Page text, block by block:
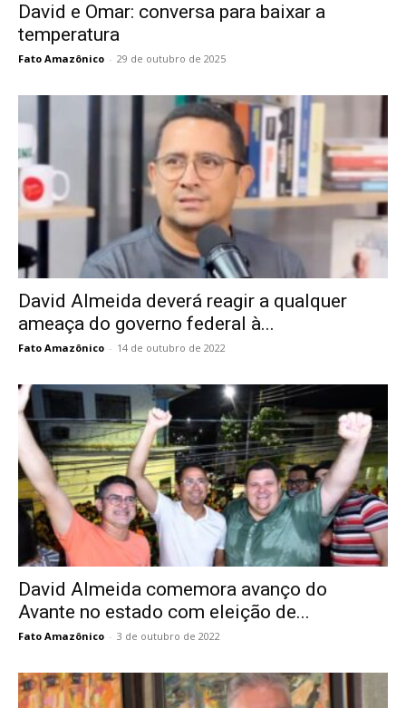
David e Omar: conversa para baixar a
temperatura
Fato Amazônico - 29 de outubro de 2025
David Almeida deverá reagir a qualquer
ameaça do governo federal à...
Fato Amazônico - 14 de outubro de 2022
David Almeida comemora avanço do
Avante no estado com eleição de...
Fato Amazônico - 3 de outubro de 2022